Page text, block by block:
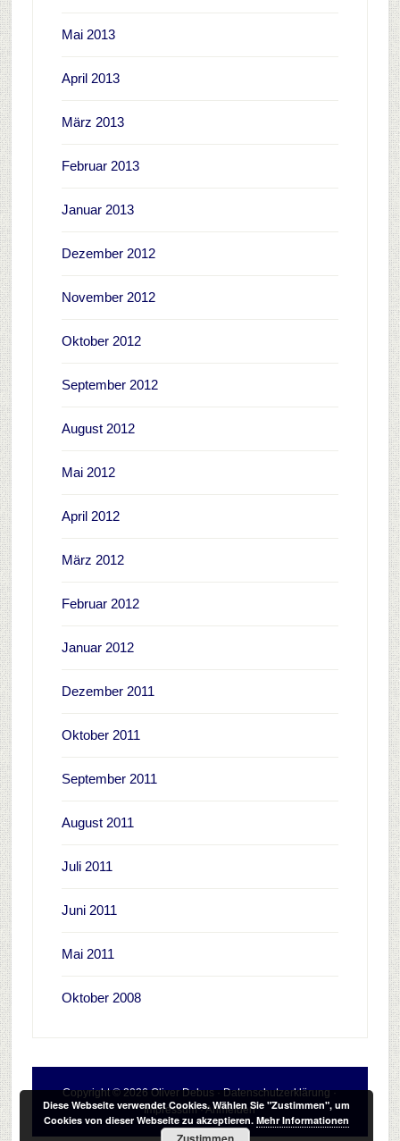
Mai 2013
April 2013
März 2013
Februar 2013
Januar 2013
Dezember 2012
November 2012
Oktober 2012
September 2012
August 2012
Mai 2012
April 2012
März 2012
Februar 2012
Januar 2012
Dezember 2011
Oktober 2011
September 2011
August 2011
Juli 2011
Juni 2011
Mai 2011
Oktober 2008
Copyright © 2026 Oliver Debus ·Datenschutzerklärung·
Impressum·Anmelden
Diese Webseite verwendet Cookies. Wählen Sie "Zustimmen", um
Cookies von dieser Webseite zu akzeptieren.Mehr Informationen